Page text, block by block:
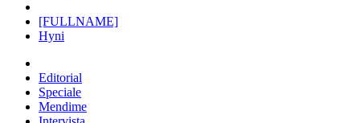
[FULLNAME]
Hyni
Editorial
Speciale
Mendime